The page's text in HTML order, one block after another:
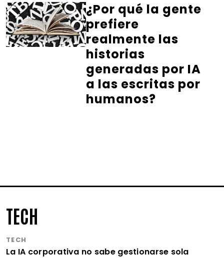
¿Por qué la gente
prefiere
realmente las
historias
generadas por IA
a las escritas por
humanos?
TECH
TECH
La IA corporativa no sabe gestionarse sola